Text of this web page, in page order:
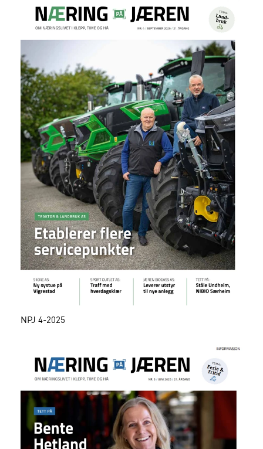
NPJ 4-2025